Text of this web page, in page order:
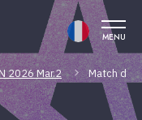
MENU
2026 Mar.2 Match de